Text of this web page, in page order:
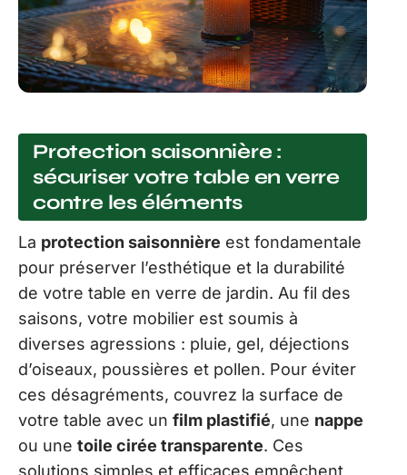
Protection saisonnière :
sécuriser votre table en verre
contre les éléments
La protection saisonnière est fondamentale
pour préserver l’esthétique et la durabilité
de votre table en verre de jardin. Au fil des
saisons, votre mobilier est soumis à
diverses agressions : pluie, gel, déjections
d’oiseaux, poussières et pollen. Pour éviter
ces désagréments, couvrez la surface de
votre table avec un film plastifié, une nappe
ou une toile cirée transparente. Ces
solutions simples et efficaces empêchent